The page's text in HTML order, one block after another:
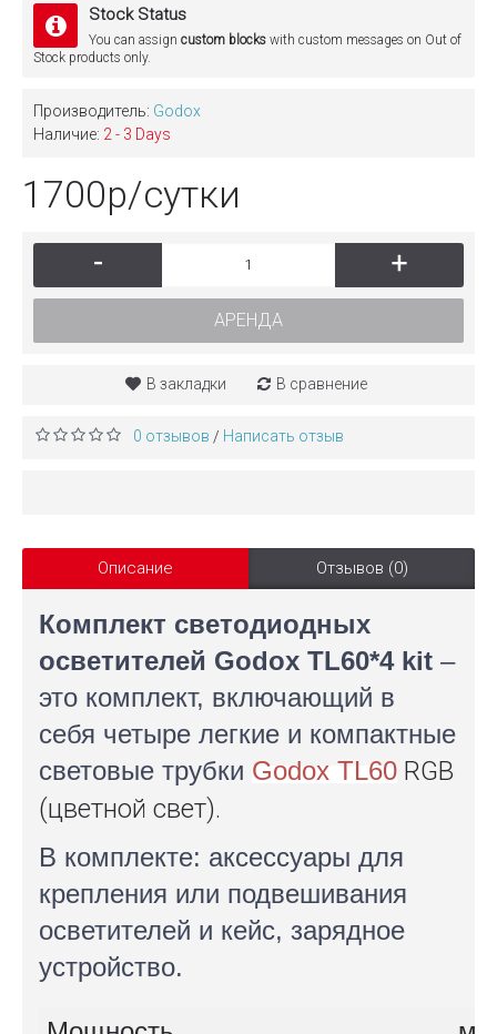
Stock Status
You can assign custom blocks with custom messages on Out of
Stock products only.
Производитель: Godox
Наличие: 2 - 3 Days
1700р/сутки
- +
АРЕНДА
В закладки В сравнение
0 отзывов / Написать отзыв
Описание Отзывов (0)
Комплект светодиодных
осветителей Godox TL60*4 kit –
это комплект, включающий в
себя четыре легкие и компактные
световые трубки Godox TL60 RGB
(цветной свет).
В комплекте: аксессуары для
крепления или подвешивания
осветителей и кейс, зарядное
устройство.